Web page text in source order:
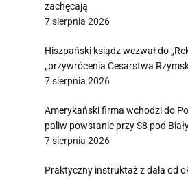
zachęcają
7 sierpnia 2026
Hiszpański ksiądz wezwał do
„przywrócenia Cesarstwa
7 sierpnia 2026
Amerykański firma wchodzi do
paliw powstanie przy S8 pod
7 sierpnia 2026
Praktyczny instruktaż z dala od